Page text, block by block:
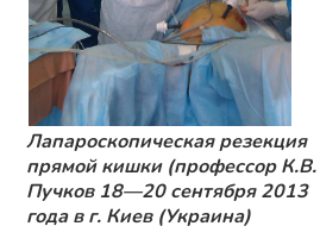
Лапароскопическая резекция
прямой кишки (профессор К.В.
Пучков 18—20 сентября 2013
года в г. Киев (Украина)